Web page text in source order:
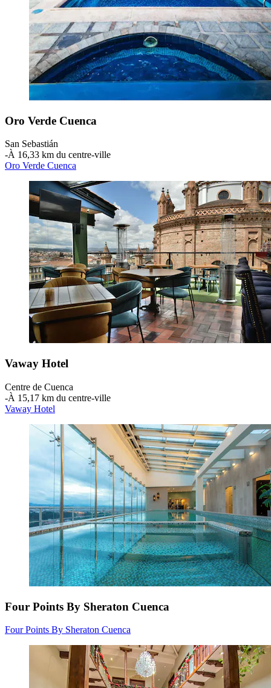
Oro Verde Cuenca
San Sebastián
‐À 16,33 km du centre-ville
Oro Verde Cuenca
Vaway Hotel
Centre de Cuenca
‐À 15,17 km du centre-ville
Vaway Hotel
Four Points By Sheraton Cuenca
Four Points By Sheraton Cuenca